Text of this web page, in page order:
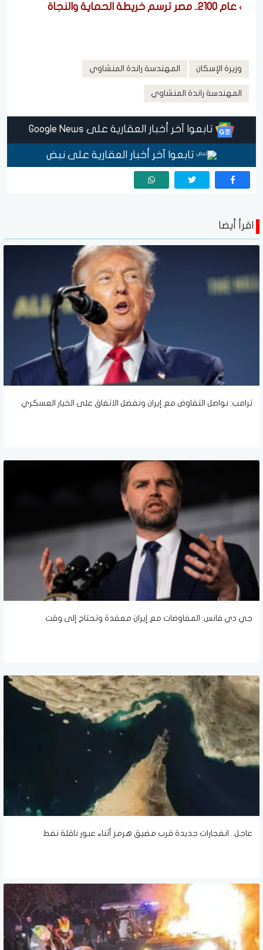
عام 2100.. مصر ترسم خريطة الحماية والنجاة
وزيرة الإسكان المهندسة راندة المنشاوي
المهندسة راندة المنشاوي
تابعوا آخر أخبار العقارية على Google News
تابعوا آخر أخبار العقارية على نبض
اقرأ أيضا
ترامب: نواصل التفاوض مع إيران ونفضل الاتفاق على الخيار العسكري
جي دي فانس: المفاوضات مع إيران معقدة وتحتاج إلى وقت
عاجل.. انفجارات جديدة قرب مضيق هرمز أثناء عبور ناقلة نفط